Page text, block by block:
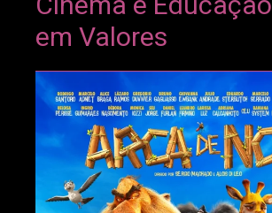
em Valores